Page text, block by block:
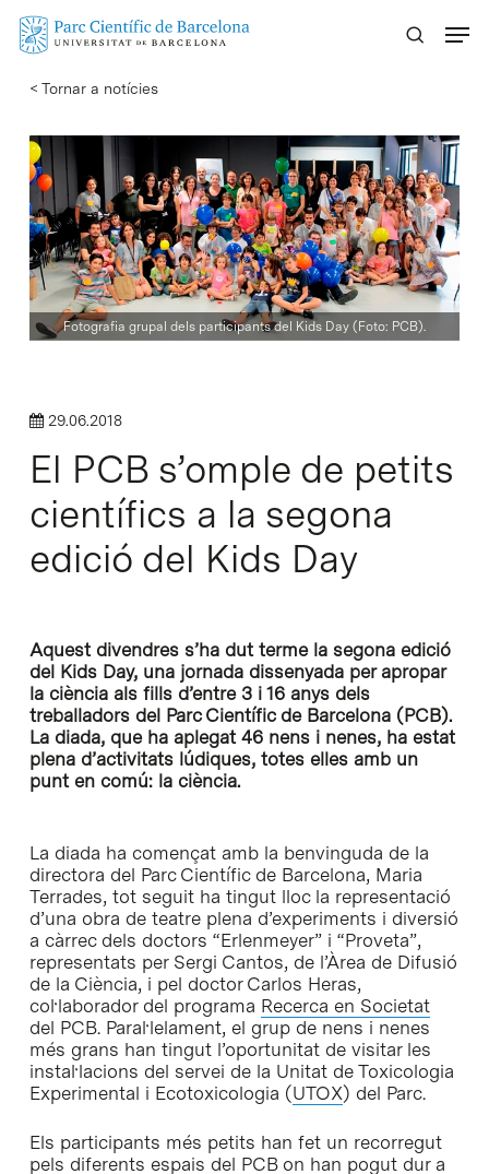
Skip
content
< Tornar a notícies
Fotografia grupal dels participants del Kids Day (Foto: PCB).
29.06.2018
El PCB s’omple de petits
científics a la segona
edició del Kids Day
Aquest divendres s’ha dut terme la segona edició
del Kids Day, una jornada dissenyada per apropar
la ciència als fills d’entre 3 i 16 anys dels
treballadors del Parc Científic de Barcelona (PCB).
La diada, que ha aplegat 46 nens i nenes, ha estat
plena d’activitats lúdiques, totes elles amb un
punt en comú: la ciència.
La diada ha començat amb la benvinguda de la
directora del Parc Científic de Barcelona, Maria
Terrades, tot seguit ha tingut lloc la representació
d’una obra de teatre plena d’experiments i diversió
a càrrec dels doctors “Erlenmeyer” i “Proveta”,
representats per Sergi Cantos, de l’Àrea de Difusió
de la Ciència, i pel doctor Carlos Heras,
col·laborador del programa Recerca en Societat
del PCB. Paral·lelament, el grup de nens i nenes
més grans han tingut l’oportunitat de visitar les
instal·lacions del servei de la Unitat de Toxicologia
Experimental i Ecotoxicologia (UTOX) del Parc.
Els participants més petits han fet un recorregut
pels diferents espais del PCB on han pogut dur a